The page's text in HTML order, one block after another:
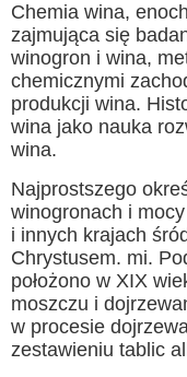
Chemia wina,
zajmująca się
winogron i wina,
chemicznymi
produkcji wina.
wina jako nauka
wina.
Najprostszego
winogronach i
i innych krajach
Chrystusem. mi.
położono w XIX
moszczu i
w procesie
zestawieniu tablic